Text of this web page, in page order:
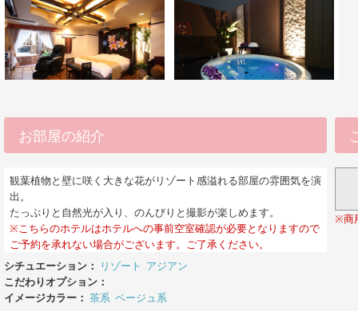
お部屋の紹介
観葉植物と壁に咲く大きな花がリゾート感溢れる部屋の雰囲気を演
出。
たっぷりと自然光が入り、のんびりと撮影が楽しめます。
※こちらのホテルはホテルへの事前空室確認が必要となりますので
ご予約を承れない場合がございます。ご了承ください。
シチュエーション：
リゾート アジアン
こだわりオプション：
イメージカラー： 茶系 ベージュ系
※商